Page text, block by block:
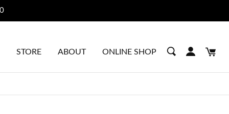
STORE ABOUT ONLINE SHOP